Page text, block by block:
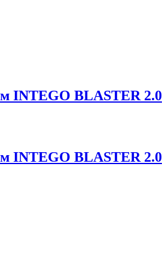
INTEGO BLASTER 2.0
INTEGO BLASTER 2.0